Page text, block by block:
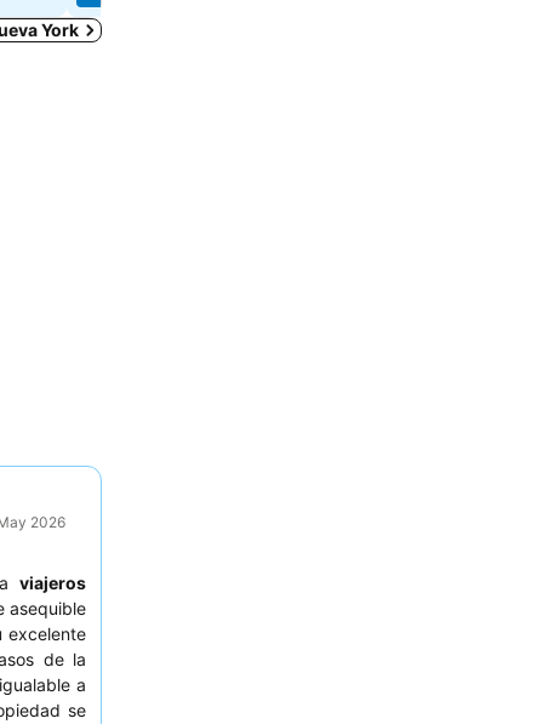
York
2026
viajeros
asequible
excelente
de la
a
se